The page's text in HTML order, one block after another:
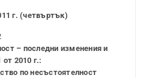
г. (четвъртък)
– последни изменения и
2010 г.:
по несъстоятелност